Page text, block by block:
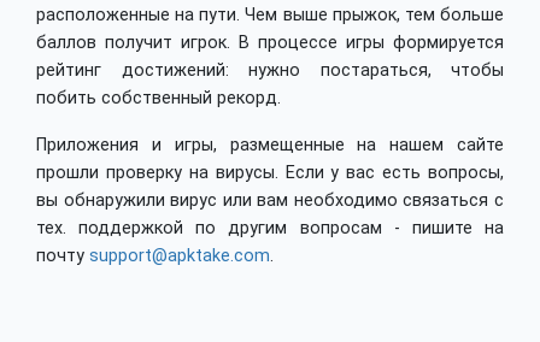
расположенные на пути. Чем выше прыжок, тем больше
баллов получит игрок. В процессе игры формируется
рейтинг достижений: нужно постараться, чтобы
побить собственный рекорд.
Приложения и игры, размещенные на нашем сайте
прошли проверку на вирусы. Если у вас есть вопросы,
вы обнаружили вирус или вам необходимо связаться с
тех. поддержкой по другим вопросам - пишите на
почту support@apktake.com.